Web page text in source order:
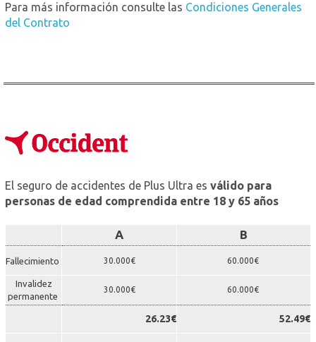
Para más información consulte las Condiciones Generales
del Contrato
El seguro de accidentes de Plus Ultra es válido para
personas de edad comprendida entre 18 y 65 años
A B
Fallecimiento 30.000€ 60.000€
Invalidez
permanente
30.000€ 60.000€
26.23€ 52.49€